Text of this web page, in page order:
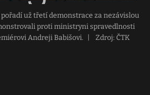
už třetí demonstrace za nezávislou
proti ministryni spravedlnosti
Andreji Babišovi.
Zdroj: ČTK